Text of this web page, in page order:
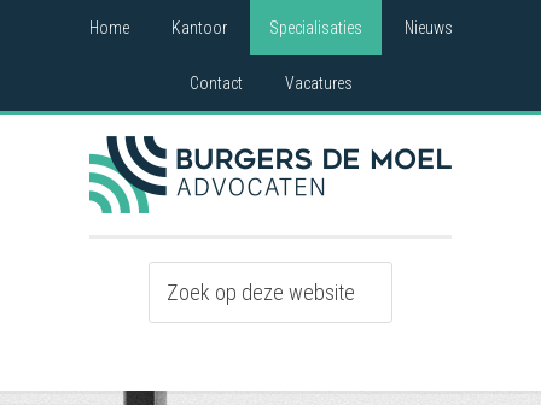
Home Kantoor Specialisaties Nieuws
Contact Vacatures